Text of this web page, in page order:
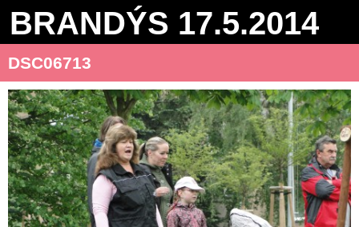
BRANDÝS 17.5.2014
DSC06713